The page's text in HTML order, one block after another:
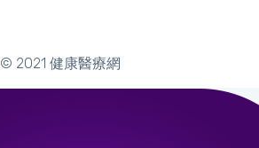
© 2021 健康醫療網